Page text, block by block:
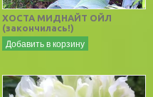
ХОСТА МИДНАЙТ ОЙЛ
(закончилась!)
Добавить в корзину